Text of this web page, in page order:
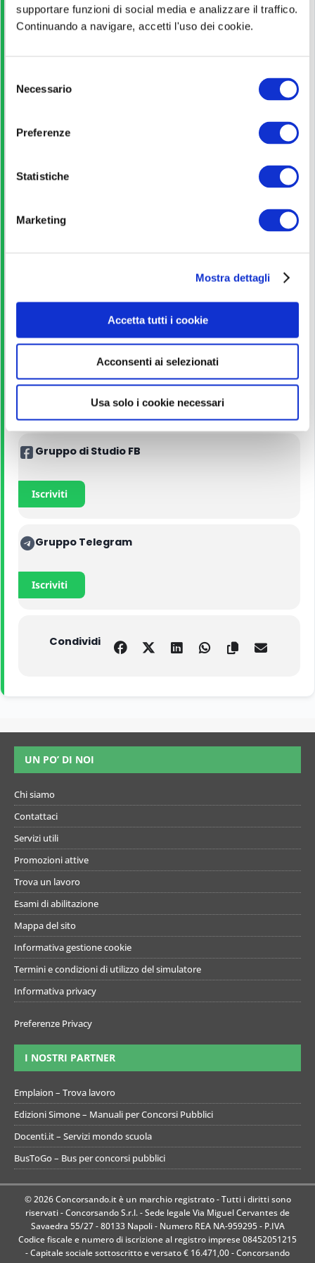
supportare funzioni di social media e analizzare il traffico.
Continuando a navigare, accetti l'uso dei cookie.
Necessario
Preferenze
Statistiche
Marketing
Mostra dettagli
Accetta tutti i cookie
Acconsenti ai selezionati
Usa solo i cookie necessari
Titolo di Studio
Pagina ufficiale
Scopri di più
Bando di concorso
Scarica
Acquista con lo sconto
Gruppo di Studio FB
Iscriviti
Gruppo Telegram
Iscriviti
Condividi
UN PO’ DI NOI
Chi siamo
Contattaci
Servizi utili
Promozioni attive
Trova un lavoro
Esami di abilitazione
Mappa del sito
Informativa gestione cookie
Termini e condizioni di utilizzo del simulatore
Informativa privacy
Preferenze Privacy
I NOSTRI PARTNER
Emplaion – Trova lavoro
Edizioni Simone – Manuali per Concorsi Pubblici
Docenti.it – Servizi mondo scuola
BusToGo – Bus per concorsi pubblici
© 2026 Concorsando.it è un marchio registrato - Tutti i diritti sono
riservati - Concorsando S.r.l. - Sede legale Via Miguel Cervantes de
Savaedra 55/27 - 80133 Napoli - Numero REA NA-959295 - P.IVA
Codice fiscale e numero di iscrizione al registro imprese 08452051215
- Capitale sociale sottoscritto e versato € 16.471,00 - Concorsando